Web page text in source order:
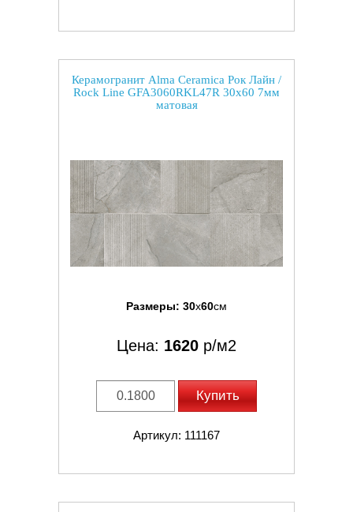
Керамогранит Alma Ceramica Рок Лайн /
Rock Line GFA3060RKL47R 30x60 7мм
матовая
Размеры: 30x60см
Цена: 1620 р/м2
Купить
Артикул: 111167